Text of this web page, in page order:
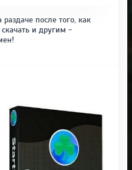
после того, как
и другим -